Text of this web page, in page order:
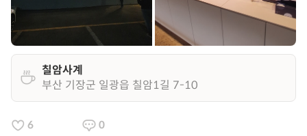
칠암사계
부산 기장군 일광읍 칠암1길 7-10
6 0